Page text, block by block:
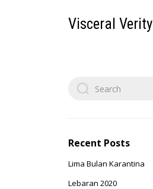
Visceral Verity
Search
for:
Recent Posts
Lima Bulan Karantina
Lebaran 2020